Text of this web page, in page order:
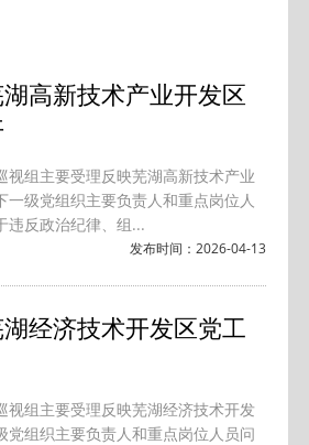
高新技术产业开发区
组主要受理反映芜湖高新技术产业
级党组织主要负责人和重点岗位人
违反政治纪律、组...
发布时间：2026-04-13
经济技术开发区党工
视组主要受理反映芜湖经济技术开发
组织主要负责人和重点岗位人员问